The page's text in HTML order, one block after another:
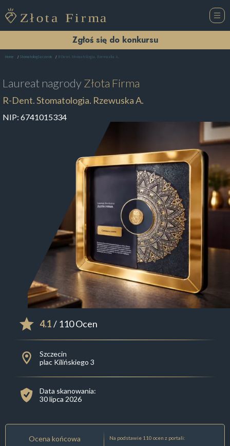
Zgłoś się do konkursu
Home Stomatolog Szczecin R-Dent. Stomatologia. Rzewuska A.
Laureat nagrodyZłota Firma
R-Dent. Stomatologia. Rzewuska A.
NIP: 6741015334
4.1/ 110 Ocen
Szczecin
plac Kilińskiego 3
Data skanowania:
30 lipca 2026
Ocena końcowa Na podstawie 110 ocen z portali: